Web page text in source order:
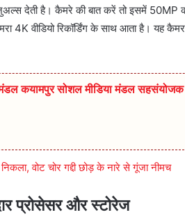
देती है। कैमरे की बात करें तो इसमें 50MP
4K वीडियो रिकॉर्डिंग के साथ आता है। यह
कयामपुर सोशल मीडिया मंडल सहसंयोजक
वोट चोर गद्दी छोड़ के नारे से गूंजा नीमच
प्रोसेसर और स्टोरेज